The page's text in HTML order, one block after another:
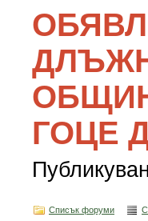
ГОЦЕ
Списък форуми